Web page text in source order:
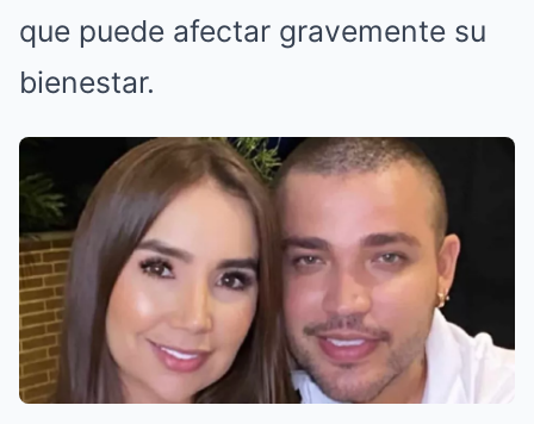
que puede afectar gravemente su
bienestar.